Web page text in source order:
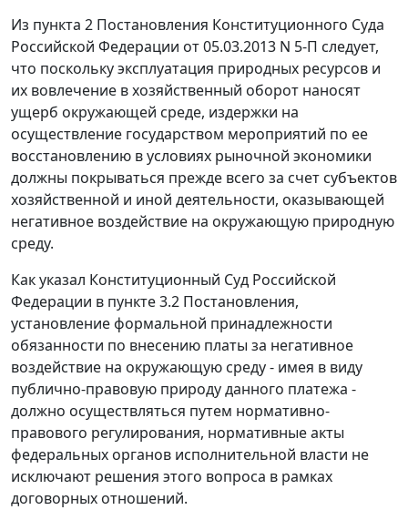
Из пункта 2 Постановления Конституционного Суда
Российской Федерации от 05.03.2013 N 5-П следует,
что поскольку эксплуатация природных ресурсов и
их вовлечение в хозяйственный оборот наносят
ущерб окружающей среде, издержки на
осуществление государством мероприятий по ее
восстановлению в условиях рыночной экономики
должны покрываться прежде всего за счет субъектов
хозяйственной и иной деятельности, оказывающей
негативное воздействие на окружающую природную
среду.
Как указал Конституционный Суд Российской
Федерации в пункте 3.2 Постановления,
установление формальной принадлежности
обязанности по внесению платы за негативное
воздействие на окружающую среду - имея в виду
публично-правовую природу данного платежа -
должно осуществляться путем нормативно-
правового регулирования, нормативные акты
федеральных органов исполнительной власти не
исключают решения этого вопроса в рамках
договорных отношений.